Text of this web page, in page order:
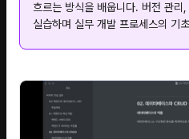
흐르는 방식을 배웁니다. 버전 관리
실습하며 실무 개발 프로세스의 기